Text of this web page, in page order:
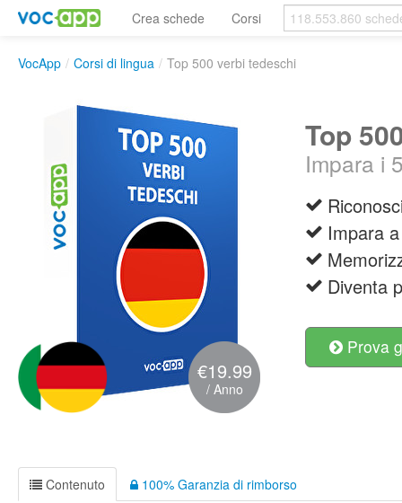
Crea schede Corsi
VocApp / Corsi di lingua / Top 500 verbi tedeschi
€19.99
/ Anno
Top
Impara i
Impara
Diventa
Prova
Contenuto 100% Garanzia di rimborso